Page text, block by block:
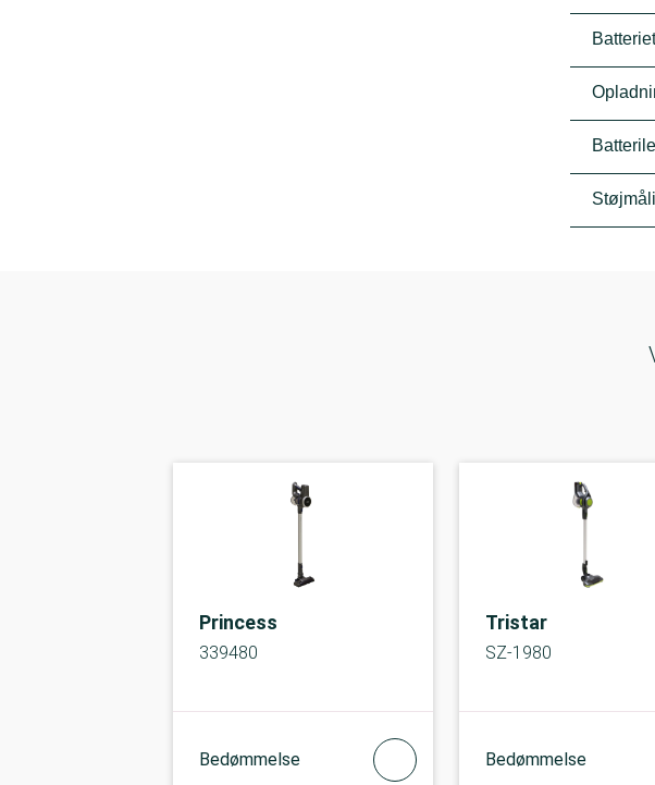
Princess
339480
Bedømmelse
Tristar
SZ-1980
Bedømmelse